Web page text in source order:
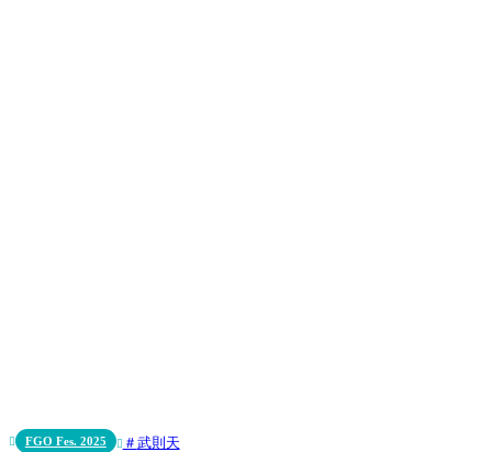
 FGO Fes. 2025  武則天